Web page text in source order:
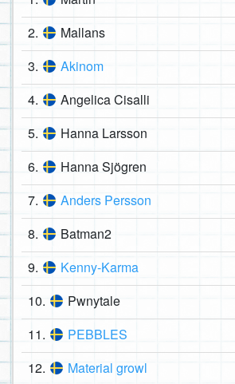
2. Mallans
3. Akinom
4. Angelica Cisalli
5. Hanna Larsson
6. Hanna Sjögren
7. Anders Persson
8. Batman2
9. Kenny-Karma
10. Pwnytale
11. PEBBLES
12. Material growl